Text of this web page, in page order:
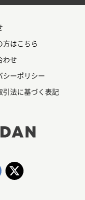
方はこちら
わせ
シーポリシー
引法に基づく表記